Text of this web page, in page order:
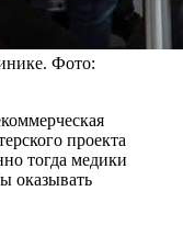
Фото:
проекта
тогда медики
оказывать